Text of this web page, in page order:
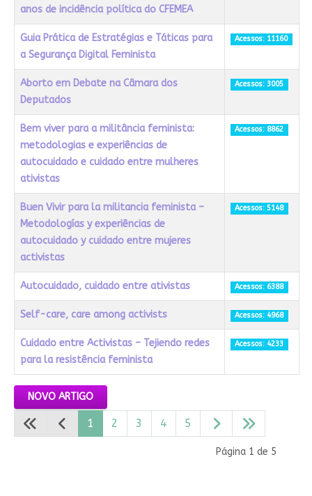
anos de incidência política do CFEMEA
Guia Prática de Estratégias e Táticas para
a Segurança Digital Feminista
Acessos: 11160
Aborto em Debate na Câmara dos
Deputados
Acessos: 3005
Bem viver para a militância feminista:
metodologias e experiências de
autocuidado e cuidado entre mulheres
ativistas
Acessos: 8862
Buen Vivir para la militancia feminista –
Metodologías y experiências de
autocuidado y cuidado entre mujeres
activistas
Acessos: 5148
Autocuidado, cuidado entre ativistas Acessos: 6388
Self-care, care among activists Acessos: 4968
Cuidado entre Activistas – Tejiendo redes
para la resistência feminista
Acessos: 4233
NOVO ARTIGO
Página 1 de 5
1 2 3 4 5